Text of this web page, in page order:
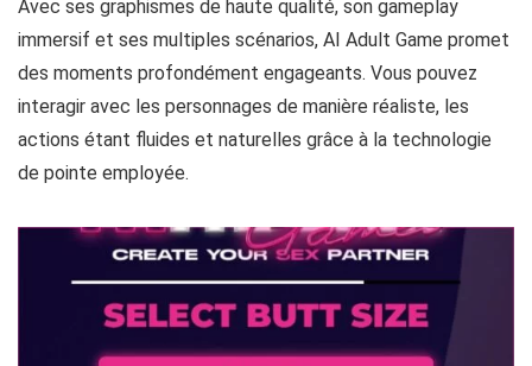
Avec ses graphismes de haute qualité, son gameplay
immersif et ses multiples scénarios, AI Adult Game promet
des moments profondément engageants. Vous pouvez
interagir avec les personnages de manière réaliste, les
actions étant fluides et naturelles grâce à la technologie